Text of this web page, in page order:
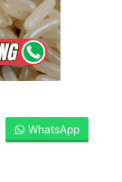
WhatsApp